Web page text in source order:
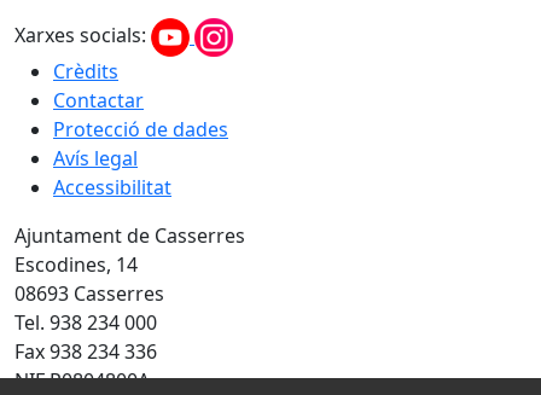
Xarxes socials:
Crèdits
Contactar
Protecció de dades
Avís legal
Accessibilitat
Ajuntament de Casserres
Escodines, 14
08693 Casserres
Tel. 938 234 000
Fax 938 234 336
NIF P0804800A